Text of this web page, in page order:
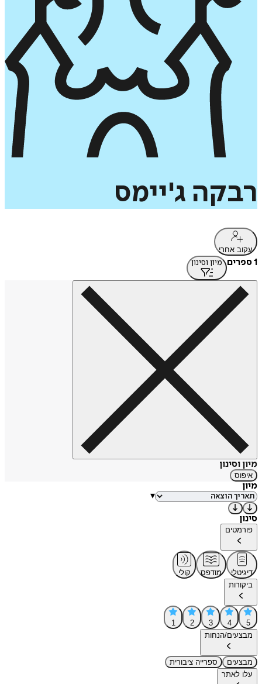
רבקה ג'יימס
עקוב אחרי
1 ספרים מיון וסינון
מיון וסינון
איפוס
מיון
▾
סינון
פורמטים
דיגיטלי מודפס
קולי
ביקורות
5
4
3
2
1
מבצעים/הנחות
מבצעים
ספרייה ציבורית
עלו לאתר